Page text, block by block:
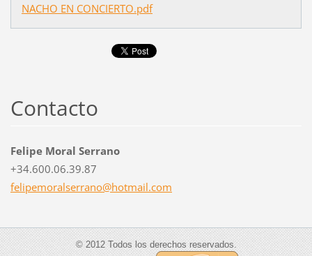
NACHO EN CONCIERTO.pdf
Contacto
Felipe Moral Serrano
+34.600.06.39.87
felipemoralserrano@hotmail.com
© 2012 Todos los derechos reservados.